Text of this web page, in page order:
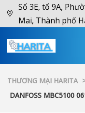
Số 3E, tổ 9A,
Mai, Thành phố
THƯƠNG MẠI HARITA
DANFOSS MBC5100